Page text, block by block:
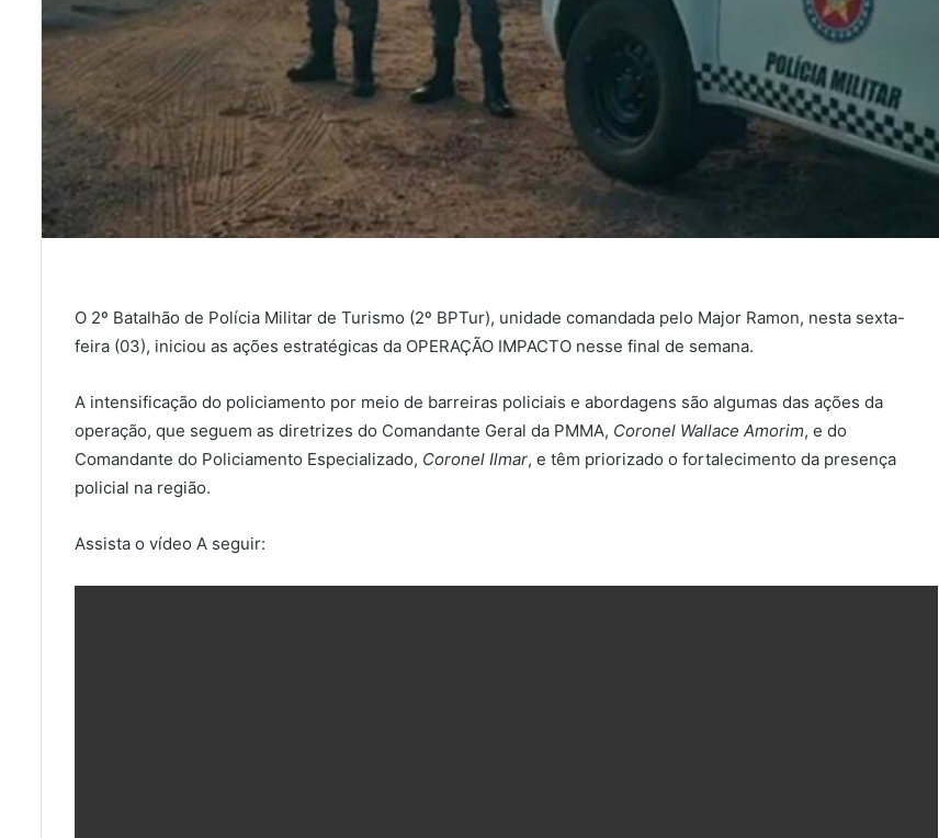
O 2º Batalhão de Polícia Militar de Turismo (2º BPTur), unidade comandada pelo Major Ramon, nesta sexta-
feira (03), iniciou as ações estratégicas da OPERAÇÃO IMPACTO nesse final de semana.
A intensificação do policiamento por meio de barreiras policiais e abordagens são algumas das ações da
operação, que seguem as diretrizes do Comandante Geral da PMMA, Coronel Wallace Amorim, e do
Comandante do Policiamento Especializado, Coronel Ilmar, e têm priorizado o fortalecimento da presença
policial na região.
Assista o vídeo A seguir: